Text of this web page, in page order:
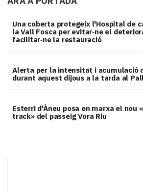
Una coberta protegeix l'Hospital de
la Vall Fosca per evitar‑ne el
facilitar‑ne la restauració
Alerta per la intensitat i acumulació
durant aquest dijous a la tarda al
Esterri d'Àneu posa en marxa el nou
track» del passeig Vora Riu